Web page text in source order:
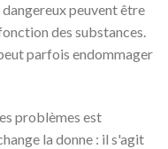
peuvent être
des substances.
parfois endommager
problèmes est
la donne : il s'agit